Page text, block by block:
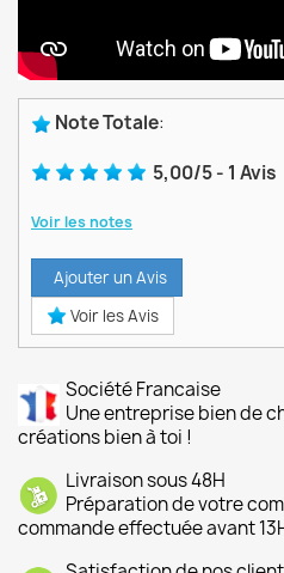
Note Totale:
5,00/5- 1 Avis
Voir les notes
Ajouter un Avis
Voir les Avis
Société Francaise
Une entreprise bien de
créations bien à toi !
Livraison sous 48H
Préparation de votre
commande effectuée avant